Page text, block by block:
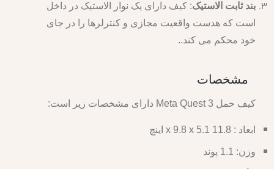
بند ثابت الاستیک: کیف دارای یک نوار الاستیک در داخل
است که هدست واقعیت مجازی و کنترلرها را در جای
خود محکم می کند..
مشخصات
کیف حمل Meta Quest 3 دارای مشخصات زیر است:
ابعاد : 11.8 x 9.8 x 5.1 اینچ
وزن: 1.1 پوند